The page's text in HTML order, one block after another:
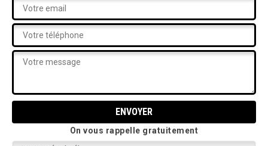
On vous rappelle gratuitement